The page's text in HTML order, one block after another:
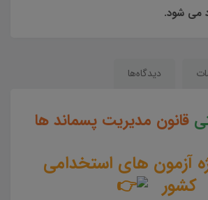
می شود.
دیدگاه‌ها
قانون مدیریت پسماند ها
آزمون های استخدامی
کشور